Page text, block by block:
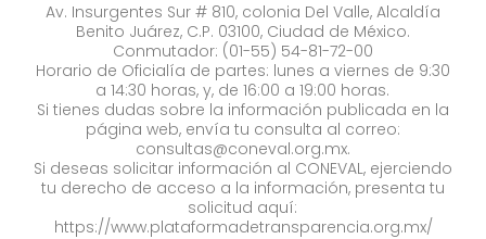
Av. Insurgentes Sur # 810, colonia Del Valle, Alcaldía
Benito Juárez, C.P. 03100, Ciudad de México.
Conmutador: (01-55) 54-81-72-00
Horario de Oficialía de partes: lunes a viernes de 9:30
a 14:30 horas, y, de 16:00 a 19:00 horas.
Si tienes dudas sobre la información publicada en la
página web, envía tu consulta al correo:
consultas@coneval.org.mx.
Si deseas solicitar información al CONEVAL, ejerciendo
tu derecho de acceso a la información, presenta tu
solicitud aquí:
https://www.plataformadetransparencia.org.mx/